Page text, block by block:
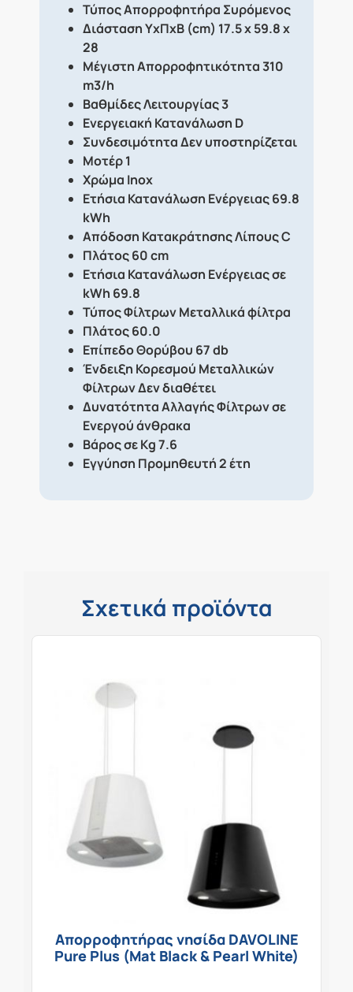
Τύπος Απορροφητήρα Συρόμενος
Διάσταση ΥxΠxΒ (cm) 17.5 x 59.8 x
28
Μέγιστη Απορροφητικότητα310
m3/h
Βαθμίδες Λειτουργίας3
Ενεργειακή Κατανάλωση D
ΣυνδεσιμότηταΔεν υποστηρίζεται
Μοτέρ1
Χρώμα Inox
Ετήσια Κατανάλωση Ενέργειας69.8
kWh
Απόδοση Κατακράτησης ΛίπουςC
Πλάτος60 cm
Ετήσια Κατανάλωση Ενέργειας σε
kWh 69.8
Τύπος ΦίλτρωνΜεταλλικά φίλτρα
Πλάτος60.0
Επίπεδο Θορύβου 67 db
Ένδειξη Κορεσμού Μεταλλικών
ΦίλτρωνΔεν διαθέτει
Δυνατότητα Αλλαγής Φίλτρων σε
Ενεργού άνθρακα
Βάρος σε Kg7.6
Εγγύηση Προμηθευτή 2 έτη
Σχετικά προϊόντα
Απορροφητήρας νησίδα DAVOLINE
Pure Plus (Mat Black & Pearl White)